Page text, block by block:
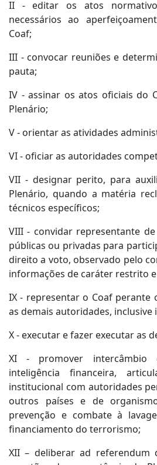
II - editar os atos
necessários ao
Coaf;
III - convocar reuniões e
pauta;
IV - assinar os atos oficiais do
Plenário;
V - orientar as atividades
VI - oficiar as autoridades
VII - designar perito, para
Plenário, quando a matéria
técnicos específicos;
VIII - convidar representante
públicas ou privadas para
direito a voto, observado pelo
informações de caráter restrito
IX - representar o Coaf perante
as demais autoridades, inclusive
X - executar e fazer executar as
XI - promover intercâmbio
inteligência financeira,
institucional com autoridades
outros países e de
prevenção e combate à
financiamento do terrorismo;
XII – deliberar ad referendum